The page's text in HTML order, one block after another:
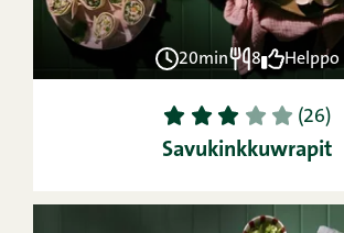
20min 8 Helppo
1 2 3 4 5 (26)
Savukinkkuwrapit